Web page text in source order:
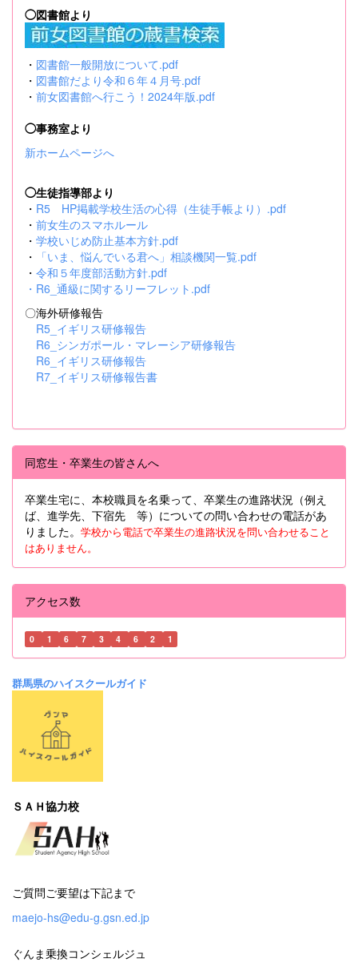
◯図書館より
・ 図書館一般開放について.pdf
・ 図書館だより令和６年４月号.pdf
・ 前女図書館へ行こう！2024年版.pdf
◯事務室より
新ホームページへ
◯生徒指導部より
・ R5 HP掲載学校生活の心得（生徒手帳より）.pdf
・ 前女生のスマホルール
・ 学校いじめ防止基本方針.pdf
・
「いま、悩んでいる君へ」相談機関一覧.pdf
・ 令和５年度部活動方針.pdf
・ R6_通級に関するリーフレット.pdf
〇海外研修報告
R5_イギリス研修報告
R6_シンガポール・マレーシア研修報告
R6_イギリス研修報告
R7_イギリス研修報告書
同窓生・卒業生の皆さんへ
卒業生宅に、本校職員を名乗って、卒業生の進路状況（例え
ば、進学先、下宿先 等）についての問い合わせの電話があ
りました。 学校から電話で卒業生の進路状況を問い合わせること
はありません。
アクセス数
0 1 6 7 3 4 6 2 1
群馬県のハイスクールガイド
ＳＡＨ協力校
ご質問ご要望は下記まで
maejo-hs@edu-g.gsn.ed.jp
ぐんま乗換コンシェルジュ